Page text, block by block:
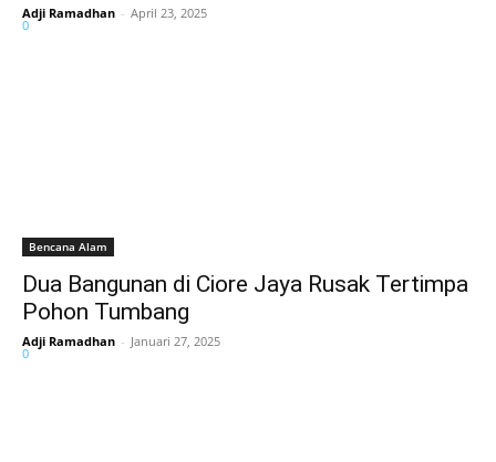
Adji Ramadhan - April 23, 2025
0
Bencana Alam
Dua Bangunan di Ciore Jaya Rusak Tertimpa
Pohon Tumbang
Adji Ramadhan - Januari 27, 2025
0